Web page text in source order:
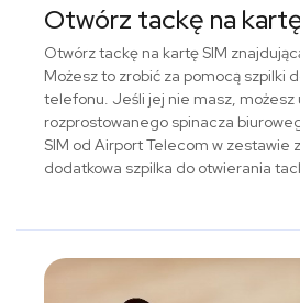
Otwórz tackę na
Otwórz tackę na kartę SIM
Możesz to zrobić za pomocą szpilki
telefonu. Jeśli jej nie masz, możesz
rozprostowanego spinacza
SIM od Airport Telecom w zestawie
dodatkowa szpilka do otwierania